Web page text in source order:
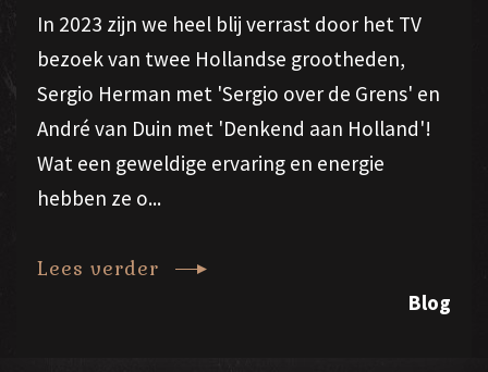
In 2023 zijn we heel blij verrast door het TV
bezoek van twee Hollandse grootheden,
Sergio Herman met 'Sergio over de Grens' en
André van Duin met 'Denkend aan Holland'!
Wat een geweldige ervaring en energie
hebben ze o...
Lees verder
Blog